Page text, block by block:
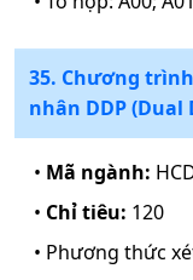
35. Chương
nhân DDP (Dual
• Mã ngành:
• Chỉ tiêu: 120
• Phương thức